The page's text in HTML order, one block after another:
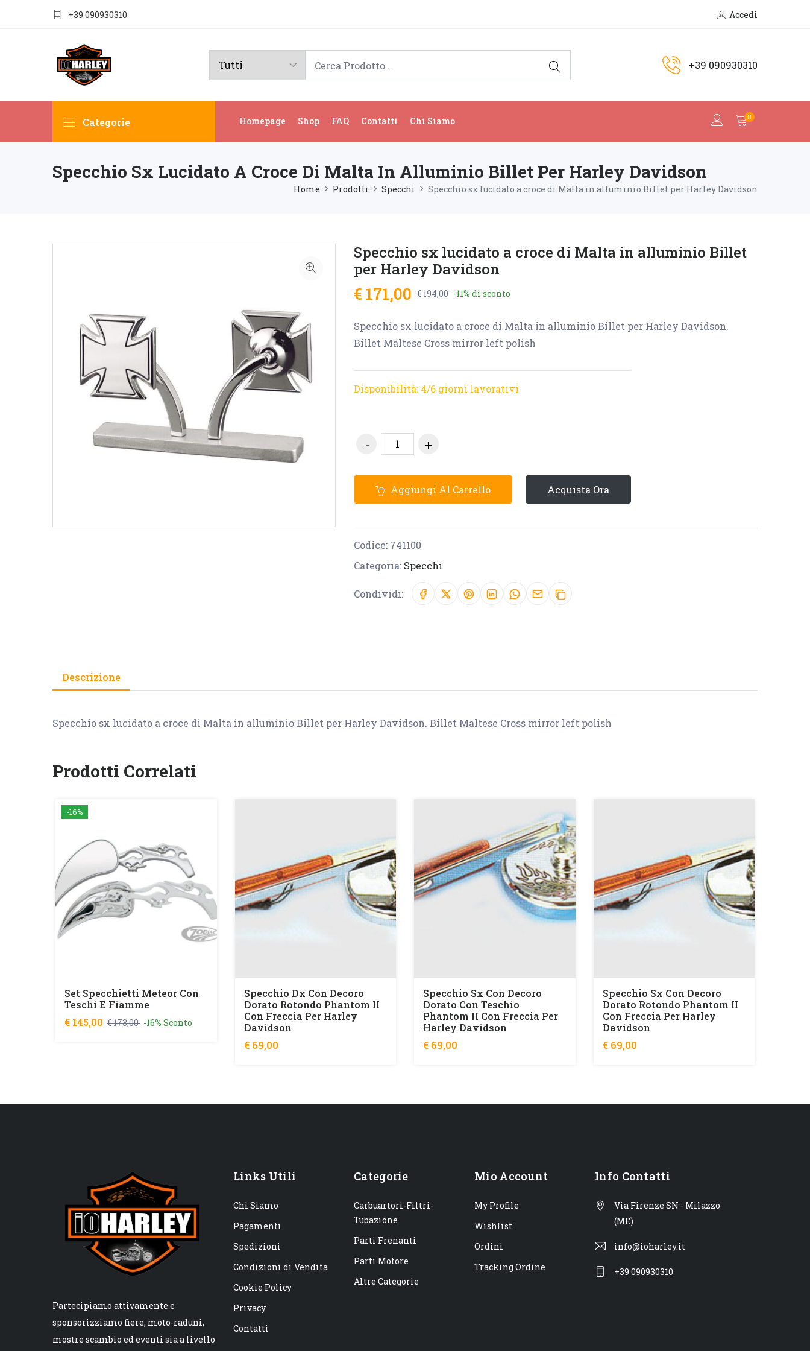
+39 090930310 Accedi
+39 090930310
Categorie Homepage Shop FAQ Contatti Chi Siamo 0
Specchio Sx Lucidato A Croce Di Malta In Alluminio Billet Per Harley Davidson
Home Prodotti Specchi Specchio sx lucidato a croce di Malta in alluminio Billet per Harley Davidson
Specchio sx lucidato a croce di Malta in alluminio Billet
per Harley Davidson
€ 171,00 € 194,00 -11% di sconto
Specchio sx lucidato a croce di Malta in alluminio Billet per Harley Davidson.
Billet Maltese Cross mirror left polish
Disponibilità: 4/6 giorni lavorativi
Aggiungi Al Carrello Acquista Ora
Codice: 741100
Categoria: Specchi
Condividi:
Descrizione
Specchio sx lucidato a croce di Malta in alluminio Billet per Harley Davidson. Billet Maltese Cross mirror left polish
Prodotti Correlati
-16%
Set Specchietti Meteor Con
Teschi E Fiamme
€ 145,00 € 173,00 -16% Sconto
Specchio Dx Con Decoro
Dorato Rotondo Phantom II
Con Freccia Per Harley
Davidson
€ 69,00
Specchio Sx Con Decoro
Dorato Con Teschio
Phantom II Con Freccia Per
Harley Davidson
€ 69,00
Specchio Sx Con Decoro
Dorato Rotondo Phantom II
Con Freccia Per Harley
Davidson
€ 69,00
Partecipiamo attivamente e
sponsorizziamo fiere, moto-raduni,
mostre scambio ed eventi sia a livello
Links Utili
Chi Siamo
Pagamenti
Spedizioni
Condizioni di Vendita
Cookie Policy
Privacy
Contatti
Categorie
Carbuartori-Filtri-
Tubazione
Parti Frenanti
Parti Motore
Altre Categorie
Mio Account
My Profile
Wishlist
Ordini
Tracking Ordine
Info Contatti
Via Firenze SN - Milazzo
(ME)
info@ioharley.it
+39 090930310